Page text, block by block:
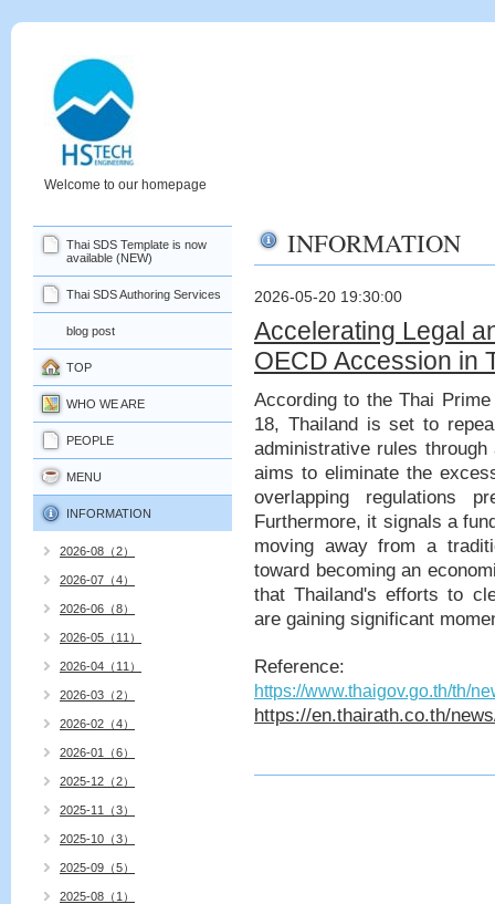
Welcome to our homepage
INFORMATION
2026-05-20 19:30:00
Accelerating Legal
OECD Accession in
According to the Thai
18, Thailand is set to
administrative rules
aims to eliminate the
overlapping regulations
Furthermore, it signals a
moving away from a
toward becoming an
that Thailand's efforts to
are gaining significant
Reference:
https://www.thaigov.go.th/th/
https://en.thairath.co.th/
Thai SDS Template is now
available (NEW)
Thai SDS Authoring Services
blog post
TOP
WHO WE ARE
PEOPLE
MENU
INFORMATION
2026-08（2）
2026-07（4）
2026-06（8）
2026-05（11）
2026-04（11）
2026-03（2）
2026-02（4）
2026-01（6）
2025-12（2）
2025-11（3）
2025-10（3）
2025-09（5）
2025-08（1）